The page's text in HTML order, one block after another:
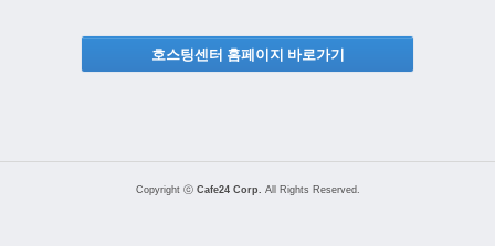
호스팅센터 홈페이지 바로가기
Copyright ⓒ Cafe24 Corp. All Rights Reserved.